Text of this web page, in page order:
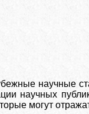
научные
научных
могут